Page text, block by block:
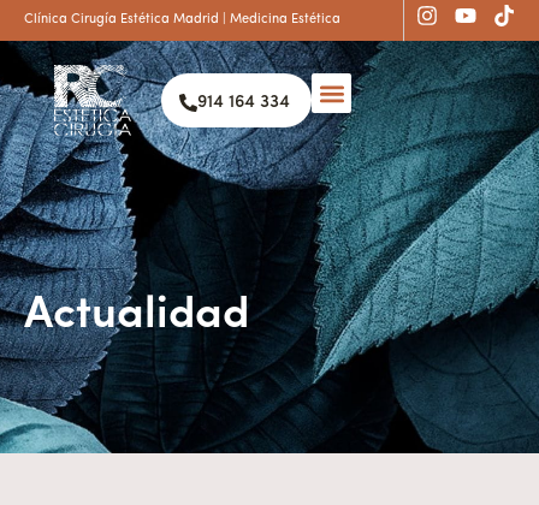
Clínica Cirugía Estética Madrid | Medicina Estética
914 164 334
Actualidad